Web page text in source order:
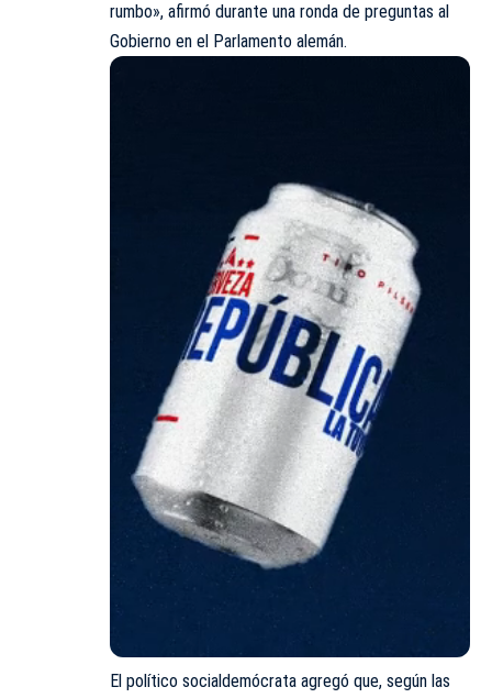
rumbo», afirmó durante una ronda de preguntas al
Gobierno en el Parlamento alemán.
El político socialdemócrata agregó que, según las